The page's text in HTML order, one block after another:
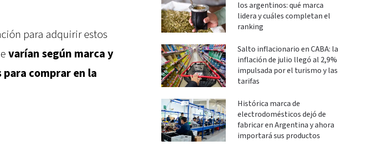
para adquirir estos
varían según marca y
comprar en la
los argentinos: qué marca
lidera y cuáles completan el
ranking
Salto inflacionario en CABA: la
inflación de julio llegó al 2,9%
impulsada por el turismo y las
tarifas
Histórica marca de
electrodomésticos dejó de
fabricar en Argentina y ahora
importará sus productos